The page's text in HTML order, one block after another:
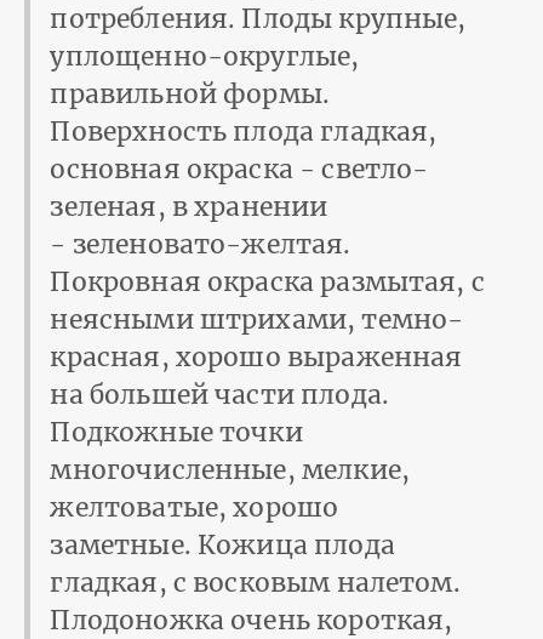
потребления. Плоды крупные,
уплощенно-округлые,
правильной формы.
Поверхность плода гладкая,
основная окраска - светло-
зеленая, в хранении
- зеленовато-желтая.
Покровная окраска размытая, с
неясными штрихами, темно-
красная, хорошо выраженная
на большей части плода.
Подкожные точки
многочисленные, мелкие,
желтоватые, хорошо
заметные. Кожица плода
гладкая, с восковым налетом.
Плодоножка очень короткая,